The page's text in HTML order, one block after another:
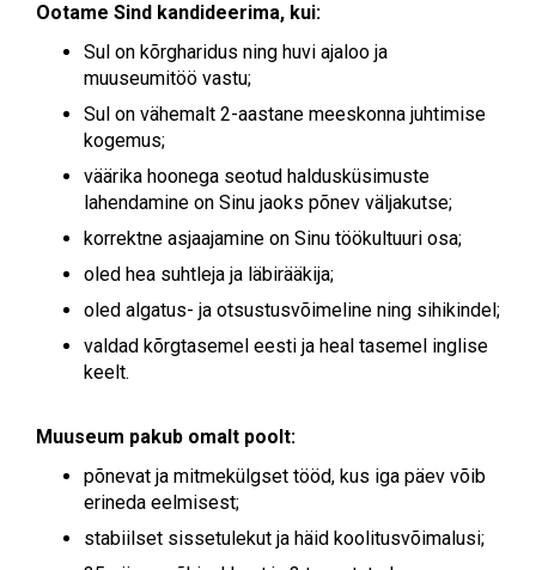
Ootame Sind kandideerima, kui:
Sul on kõrgharidus ning huvi ajaloo ja
muuseumitöö vastu;
Sul on vähemalt 2-aastane meeskonna juhtimise
kogemus;
väärika hoonega seotud haldusküsimuste
lahendamine on Sinu jaoks põnev väljakutse;
korrektne asjaajamine on Sinu töökultuuri osa;
oled hea suhtleja ja läbirääkija;
oled algatus- ja otsustusvõimeline ning sihikindel;
valdad kõrgtasemel eesti ja heal tasemel inglise
keelt.
Muuseum pakub omalt poolt:
põnevat ja mitmekülgset tööd, kus iga päev võib
erineda eelmisest;
stabiilset sissetulekut ja häid koolitusvõimalusi;